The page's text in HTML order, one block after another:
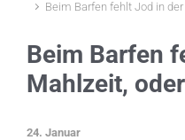
Beim Barfen fehlt Jod in
Beim Barfen
Mahlzeit,
24. Januar